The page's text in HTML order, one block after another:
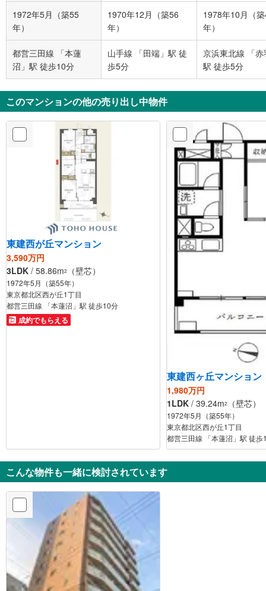
1972年5月（築55
年）
1970年12月（築56
年）
1978年10月（
年）
都営三田線 「本蓮
沼」駅 徒歩10分
山手線 「田端」駅 徒
歩5分
京浜東北線 「赤
駅 徒歩5分
このマンションの他の売り出し中物件
東建西が丘マンション
3,590万円
3LDK / 58.86m2 （壁芯）
1972年5月（築55年）
東京都北区西が丘1丁目
都営三田線 「本蓮沼」駅 徒歩10分
成約でもらえる
東建西ヶ丘マンション
1,980万円
1LDK / 39.24m2 （壁芯）
1972年5月（築55年）
東京都北区西が丘1丁目
都営三田線 「本蓮沼」駅 徒歩
こんな物件も一緒に検討されています